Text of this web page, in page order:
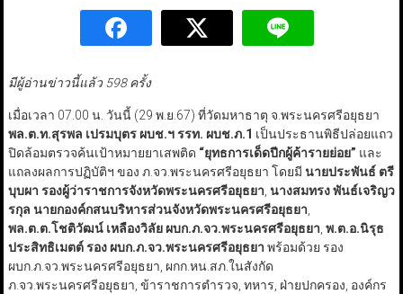
มีผู้อ่านข่าวนี้แล้ว 598 ครั้ง
เมื่อเวลา 07.00 น. วันนี้ (29 พ.ย.67) ที่วัดมหาธาตุ จ.พระนครศรีอยุธยา
พล.ต.ท.สุรพล เปรมบุตร ผบช.ฯ รรท. ผบช.ภ.1 เป็นประธานพิธีปล่อยแถว
ปิดล้อมตรวจค้นเป้าหมายยาเสพติด “ยุทธการเด็ดปีกผู้ค้ารายย่อย” และ
แถลงผลการปฏิบัติฯ ของ ภ.จว.พระนครศรีอยุธยา โดยมี นายประพันธ์ ตรี
บุบผา รองผู้ว่าราชการจังหวัดพระนครศรีอยุธยา, นางสมทรง พันธ์เจริญว
รกุล นายกองค์กสนบริหารส่วนจังหวัดพระนครศรีอยุธยา,
พล.ต.ต.โชติวัฒน์ เหลืองวิลัย ผบก.ภ.จว.พระนครศรีอยุธยา, พ.ต.อ.นิรุธ
ประสิทธิเมตต์ รอง ผบก.ภ.จว.พระนครศรีอยุธยา พร้อมด้วย รอง
ผบก.ภ.จว.พระนครศรีอยุธยา, ผกก.หน.สภ.ในสังกัด
ภ.จว.พระนครศรีอยุธยา, ข้าราชการตำรวจ, ทหาร, ฝ่ายปกครอง, องค์กร